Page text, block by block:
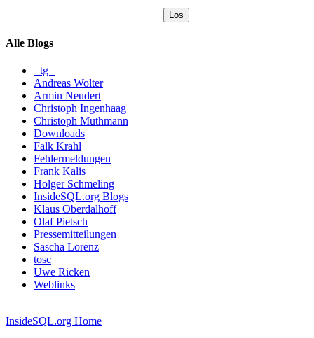
Alle Blogs
=tg=
Andreas Wolter
Armin Neudert
Christoph Ingenhaag
Christoph Muthmann
Downloads
Falk Krahl
Fehlermeldungen
Frank Kalis
Holger Schmeling
InsideSQL.org Blogs
Klaus Oberdalhoff
Olaf Pietsch
Pressemitteilungen
Sascha Lorenz
tosc
Uwe Ricken
Weblinks
InsideSQL.org Home